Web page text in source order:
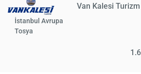
Van Kalesi Turizm
İstanbul Avrupa
Tosya